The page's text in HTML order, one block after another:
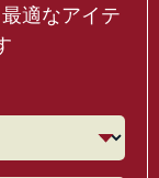
適なアイテ